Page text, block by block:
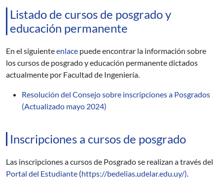
Listado de cursos de posgrado y
educación permanente
En el siguienteenlace puede encontrar la información sobre
los cursos de posgrado y educación permanente dictados
actualmente por Facultad de Ingeniería.
Resolución del Consejo sobre inscripciones a Posgrados
(Actualizado mayo 2024)
Inscripciones a cursos de posgrado
Las inscripciones a cursos de Posgrado se realizan a través del
Portal del Estudiante (https://bedelias.udelar.edu.uy/).